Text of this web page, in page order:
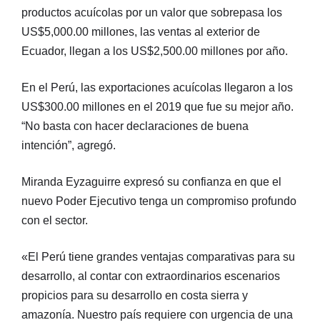
productos acuícolas por un valor que sobrepasa los
US$5,000.00 millones, las ventas al exterior de
Ecuador, llegan a los US$2,500.00 millones por año.
En el Perú, las exportaciones acuícolas llegaron a los
US$300.00 millones en el 2019 que fue su mejor año.
“No basta con hacer declaraciones de buena
intención”, agregó.
Miranda Eyzaguirre expresó su confianza en que el
nuevo Poder Ejecutivo tenga un compromiso profundo
con el sector.
«El Perú tiene grandes ventajas comparativas para su
desarrollo, al contar con extraordinarios escenarios
propicios para su desarrollo en costa sierra y
amazonía. Nuestro país requiere con urgencia de una